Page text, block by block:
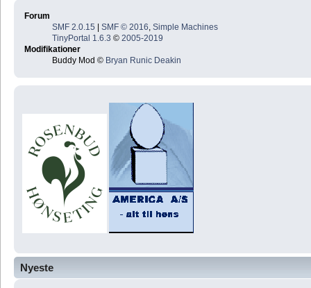
Nyeste
Forum
SMF 2.0.15
SMF © 2016, Simple Machines
TinyPortal 1.6.3 © 2005-2019
Modifikationer
Buddy Mod © Bryan Runic Deakin